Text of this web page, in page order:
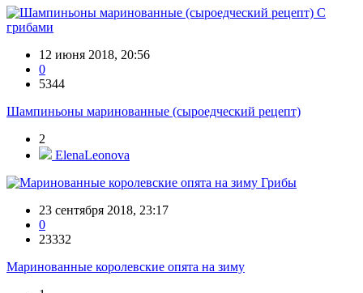
С
грибами
12 июня 2018, 20:56
0
5344
Шампиньоны маринованные (сыроедческий рецепт)
2
ElenaLeonova
Грибы
23 сентября 2018, 23:17
0
23332
Маринованные королевские опята на зиму